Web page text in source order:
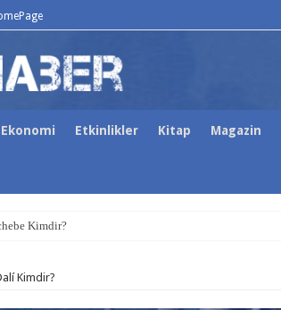
Ekonomi Etkinlikler Kitap Magazin
Kimdir?
Kimdir?